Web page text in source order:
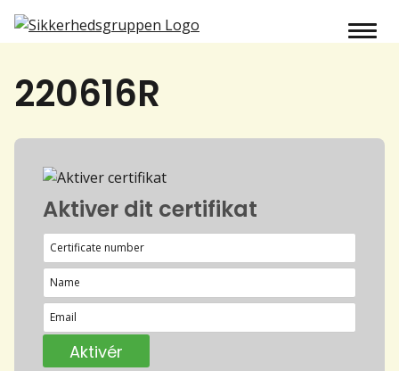
220616R
Aktiver dit certifikat